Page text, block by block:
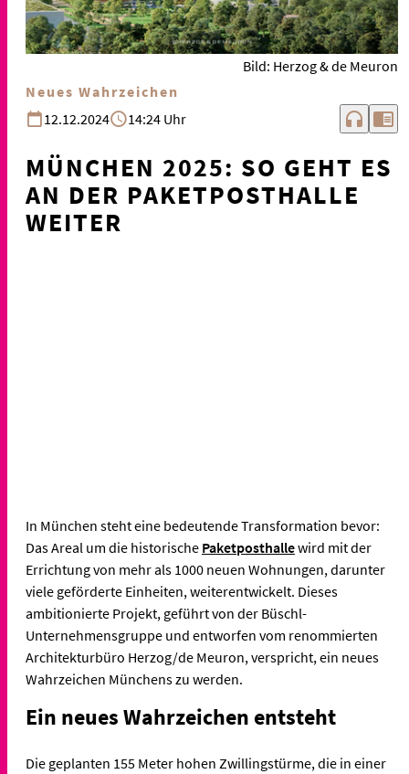
Bild: Herzog & de Meuron
Neues Wahrzeichen
12.12.2024
14:24 Uhr headphones chrome_reader_mode
MÜNCHEN 2025: SO GEHT ES
AN DER PAKETPOSTHALLE
WEITER
In München steht eine bedeutende Transformation bevor:
Das Areal um die historische Paketposthallewird mit der
Errichtung von mehr als 1000 neuen Wohnungen, darunter
viele geförderte Einheiten, weiterentwickelt. Dieses
ambitionierte Projekt, geführt von der Büschl-
Unternehmensgruppe und entworfen vom renommierten
Architekturbüro Herzog/de Meuron, verspricht, ein neues
Wahrzeichen Münchens zu werden.
Ein neues Wahrzeichen entsteht
Die geplanten 155 Meter hohen Zwillingstürme, die in einer